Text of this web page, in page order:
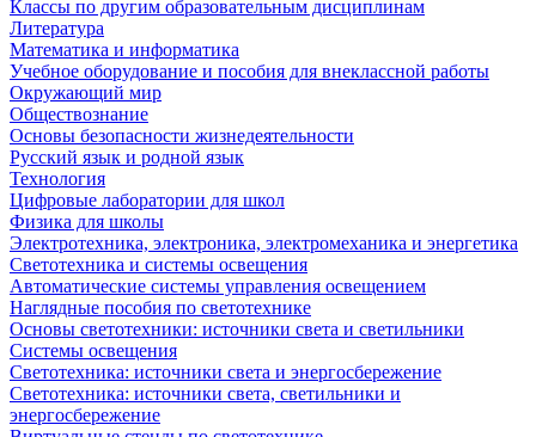
Классы по другим образовательным дисциплинам
Литература
Математика и информатика
Учебное оборудование и пособия для внеклассной работы
Окружающий мир
Обществознание
Основы безопасности жизнедеятельности
Русский язык и родной язык
Технология
Цифровые лаборатории для школ
Физика для школы
Электротехника, электроника, электромеханика и энергетика
Светотехника и системы освещения
Автоматические системы управления освещением
Наглядные пособия по светотехнике
Основы светотехники: источники света и светильники
Системы освещения
Светотехника: источники света и энергосбережение
Светотехника: источники света, светильники и
энергосбережение